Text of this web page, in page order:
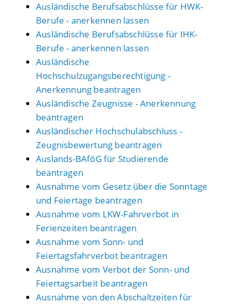
Ausländische Berufsabschlüsse für HWK-
Berufe - anerkennen lassen
Ausländische Berufsabschlüsse für IHK-
Berufe - anerkennen lassen
Ausländische
Hochschulzugangsberechtigung -
Anerkennung beantragen
Ausländische Zeugnisse - Anerkennung
beantragen
Ausländischer Hochschulabschluss -
Zeugnisbewertung beantragen
Auslands-BAföG für Studierende
beantragen
Ausnahme vom Gesetz über die Sonntage
und Feiertage beantragen
Ausnahme vom LKW-Fahrverbot in
Ferienzeiten beantragen
Ausnahme vom Sonn- und
Feiertagsfahrverbot beantragen
Ausnahme vom Verbot der Sonn- und
Feiertagsarbeit beantragen
Ausnahme von den Abschaltzeiten für